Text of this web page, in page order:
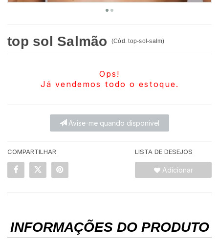
top sol Salmão (Cód.top-sol-salm)
Ops!
Já vendemos todo o estoque.
Avise-me quando disponível
COMPARTILHAR LISTA DE DESEJOS
Adicionar
INFORMAÇÕES DO PRODUTO